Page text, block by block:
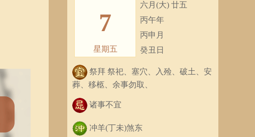
7
星期五
六月(大) 廿五
丙午年
丙申月
癸丑日
祭拜 祭祀、塞穴、入殓、破土、安
葬、移柩、余事勿取、
诸事不宜
冲羊(丁未)煞东